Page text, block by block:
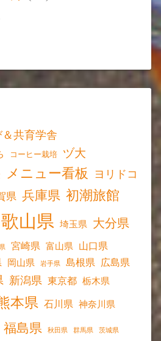
＆共育学舎
コーヒー栽培 ヅ大
メニュー看板
ヨリドコ
県 兵庫県 初潮旅館
山県 埼玉県 大分県
宮崎県 富山県 山口県
岡山県 岩手県 島根県 広島県
新潟県 東京都 栃木県
本県 石川県 神奈川県
福島県 秋田県 群馬県 茨城県